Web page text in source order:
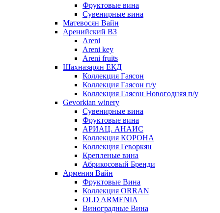
Фруктовые вина
Cувенирные вина
Матевосян Вайн
Аренийский ВЗ
Areni
Areni key
Areni fruits
Шахназарян ЕКД
Коллекция Гаясон
Коллекция Гаясон п/у
Коллекция Гаясон Новогодняя п/у
Gevorkian winery
Сувенирные вина
Фруктовые вина
АРИАЦ. АНАИС
Коллекция КОРОНА
Коллекция Геворкян
Крепленые вина
Абрикосовый Бренди
Армения Вайн
Фруктовые Вина
Коллекция ORRAN
OLD ARMENIA
Виноградные Вина